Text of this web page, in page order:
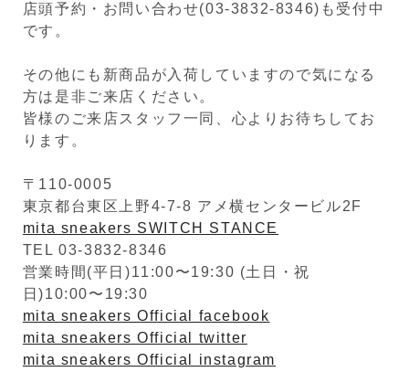
店頭予約・お問い合わせ(03-3832-8346)も受付中
です。
その他にも新商品が入荷していますので気になる
方は是非ご来店ください。
皆様のご来店スタッフ一同、心よりお待ちしてお
ります。
〒110-0005
東京都台東区上野4-7-8 アメ横センタービル2F
mita sneakers SWITCH STANCE
TEL 03-3832-8346
営業時間(平日)11:00〜19:30 (土日・祝
日)10:00〜19:30
mita sneakers Official facebook
mita sneakers Official twitter
mita sneakers Official instagram